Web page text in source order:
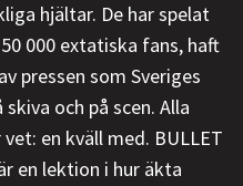
hjältar. De har spelat
000 extatiska fans, haft
pressen som Sveriges
och på scen. Alla
en kväll med. BULLET
en lektion i hur äkta